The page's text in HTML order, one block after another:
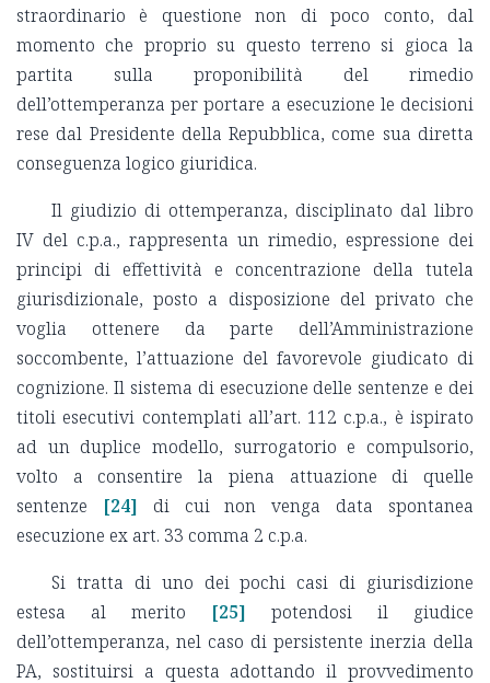
straordinario è questione non di poco conto, dal
momento che proprio su questo terreno si gioca la
partita sulla proponibilità del rimedio
dell’ottemperanza per portare a esecuzione le decisioni
rese dal Presidente della Repubblica, come sua diretta
conseguenza logico giuridica.
Il giudizio di ottemperanza, disciplinato dal libro
IV del c.p.a., rappresenta un rimedio, espressione dei
principi di effettività e concentrazione della tutela
giurisdizionale, posto a disposizione del privato che
voglia ottenere da parte dell’Amministrazione
soccombente, l’attuazione del favorevole giudicato di
cognizione. Il sistema di esecuzione delle sentenze e dei
titoli esecutivi contemplati all’art. 112 c.p.a., è ispirato
ad un duplice modello, surrogatorio e compulsorio,
volto a consentire la piena attuazione di quelle
sentenze
[24] di cui non venga data spontanea
esecuzione ex art. 33 comma 2 c.p.a.
Si tratta di uno dei pochi casi di giurisdizione
estesa al merito
[25] potendosi il giudice
dell’ottemperanza, nel caso di persistente inerzia della
PA, sostituirsi a questa adottando il provvedimento